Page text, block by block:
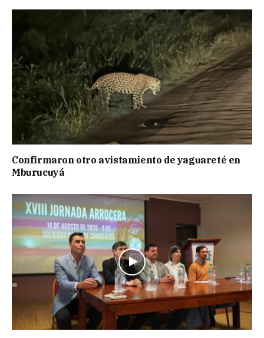
Confirmaron otro avistamiento de yaguareté en
Mburucuyá